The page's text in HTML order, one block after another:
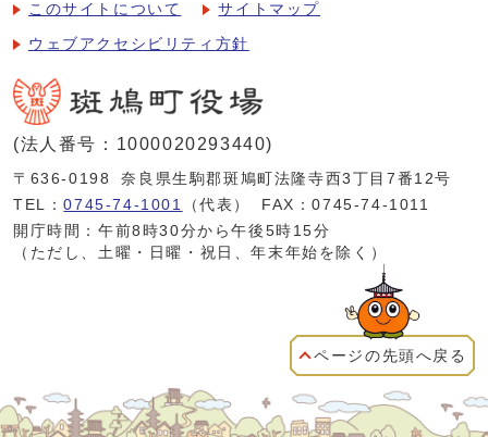
このサイトについて サイトマップ
ウェブアクセシビリティ方針
(法人番号：1000020293440)
〒636-0198
奈良県生駒郡斑鳩町法隆寺西3丁目7番12号
TEL：0745-74-1001 （代表）
FAX：0745-74-1011
開庁時間：午前8時30分から午後5時15分
（ただし、土曜・日曜・祝日、年末年始を除く）
ページの先頭へ戻る